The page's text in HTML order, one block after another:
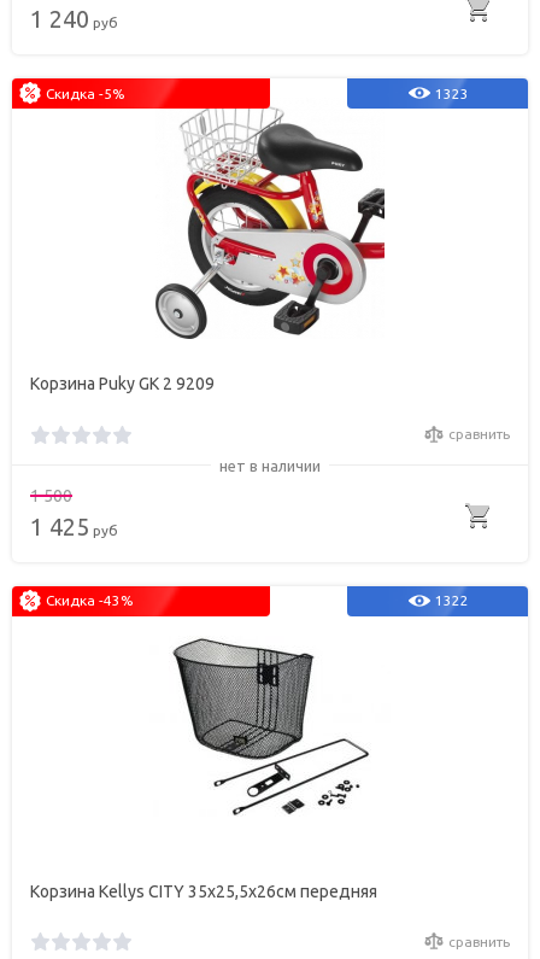
1 240 руб
1323
Скидка -5%
Корзина Puky GK 2 9209
сравнить
нет в наличии
1 500
1 425 руб
1322
Скидка -43%
Корзина Kellys CITY 35x25,5x26см передняя
сравнить